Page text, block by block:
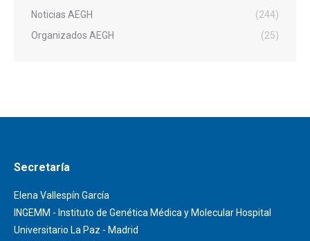
Noticias AEGH
(244)
Organizados AEGH
(25)
Secretaría
Elena Vallespín García
INGEMM - Instituto de Genética Médica y Molecular Hospital
Universitario La Paz - Madrid